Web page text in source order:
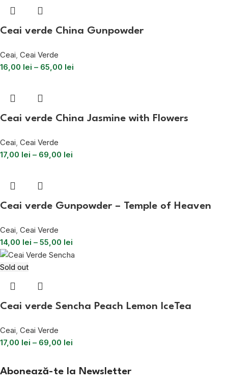
Ceai verde China Gunpowder
Ceai, Ceai Verde
16,00 lei – 65,00 lei
Ceai verde China Jasmine with Flowers
Ceai, Ceai Verde
17,00 lei – 69,00 lei
Ceai verde Gunpowder – Temple of Heaven
Ceai, Ceai Verde
14,00 lei – 55,00 lei
Sold out
Ceai verde Sencha Peach Lemon IceTea
Ceai, Ceai Verde
17,00 lei – 69,00 lei
Abonează-te la Newsletter